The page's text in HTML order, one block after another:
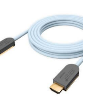
har
flera
varianter.
De
alternativen
kan